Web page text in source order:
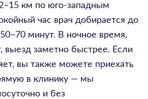
км по юго-западным
час врач добирается до
минут. В ночное время,
выезд заметно быстрее. Если
вы также можете приехать
в клинику — мы
и без